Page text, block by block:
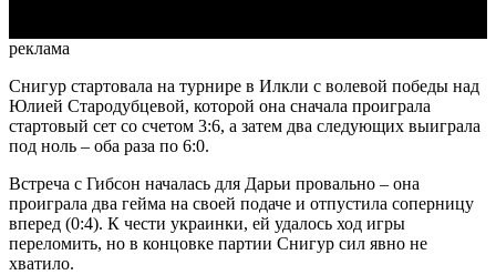
реклама
Снигур стартовала на турнире в Илкли с волевой победы над
Юлией Стародубцевой, которой она сначала проиграла
стартовый сет со счетом 3:6, а затем два следующих выиграла
под ноль – оба раза по 6:0.
Встреча с Гибсон началась для Дарьи провально – она
проиграла два гейма на своей подаче и отпустила соперницу
вперед (0:4). К чести украинки, ей удалось ход игры
переломить, но в концовке партии Снигур сил явно не
хватило.